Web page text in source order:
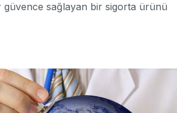
güvence sağlayan bir sigorta ürünü